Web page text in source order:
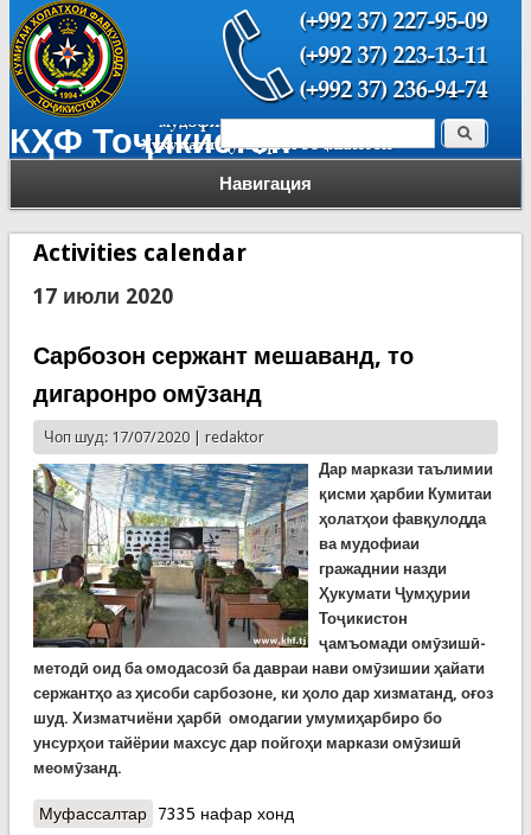
КҲФ Тоҷикистон
Навигация
Форма поиска Поиск
Activities calendar
17 июли 2020
Сарбозон сержант мешаванд, то
дигаронро омӯзанд
Чоп шуд: 17/07/2020 | redaktor
Дар маркази таълимии
қисми ҳарбии Кумитаи
ҳолатҳои фавқулодда
ва мудофиаи
гражаднии назди
Ҳукумати Ҷумҳурии
Тоҷикистон
ҷамъомади омӯзишӣ-
методӣ оид ба омодасозӣ ба давраи нави омӯзишии ҳайати
сержантҳо аз ҳисоби сарбозоне, ки ҳоло дар хизматанд, оғоз
шуд. Хизматчиёни ҳарбӣ омодагии умумиҳарбиро бо
унсурҳои тайёрии махсус дар пойгоҳи маркази омӯзишӣ
меомӯзанд.
Муфассалтаро Сарбозон сержант мешаванд, то дигаронро
7335 нафар хонд